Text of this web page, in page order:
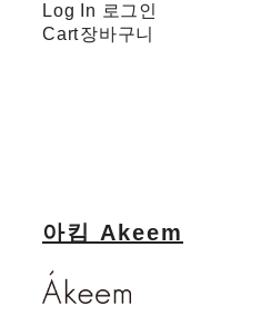
Log In 로그인
Cart장바구니
아킴 Akeem